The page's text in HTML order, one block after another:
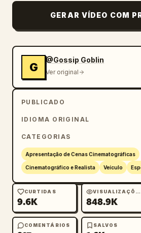
GERAR VÍDEO COM
G
@Gossip Goblin
Ver original
PUBLICADO
IDIOMA ORIGINAL
CATEGORIAS
Apresentação de Cenas Cinematográficas
Cinematográfico e Realista Veículo
CURTIDAS
9.6K
VISUALIZAÇÕES
848.9K
COMENTÁRIOS SALVOS